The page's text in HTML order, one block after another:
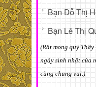
Bạn Đỗ Thị
Bạn Lê Thị
(Rất mong quý
ngày sinh nhật của
cùng chung vui.)